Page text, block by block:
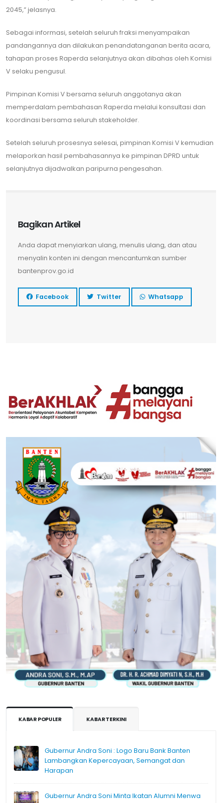
2045,” jelasnya.
Sebagai informasi, setelah seluruh fraksi menyampaikan
pandangannya dan dilakukan penandatanganan berita acara,
tahapan proses Raperda selanjutnya akan dibahas oleh Komisi
V selaku pengusul.
Pimpinan Komisi V bersama seluruh anggotanya akan
memperdalam pembahasan Raperda melalui konsultasi dan
koordinasi bersama seluruh stakeholder.
Setelah seluruh prosesnya selesai, pimpinan Komisi V kemudian
melaporkan hasil pembahasannya ke pimpinan DPRD untuk
selanjutnya dijadwalkan paripurna pengesahan.
Bagikan Artikel
Anda dapat menyiarkan ulang, menulis ulang, dan atau
menyalin konten ini dengan mencantumkan sumber
bantenprov.go.id
Facebook Twitter Whatsapp
KABAR POPULER KABAR TERKINI
Gubernur Andra Soni : Logo Baru Bank Banten
Lambangkan Kepercayaan, Semangat dan
Harapan
Gubernur Andra Soni Minta Ikatan Alumni Menwa